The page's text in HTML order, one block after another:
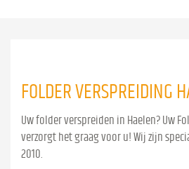
FOLDER VERSPREIDING
Uw folder verspreiden in Haelen? Uw
verzorgt het graag voor u! Wij zijn
2010.